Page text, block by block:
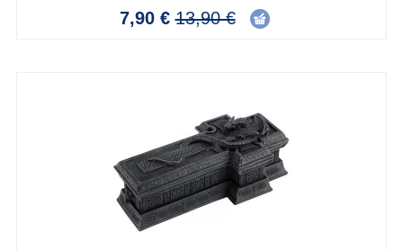
7,90 €13,90 €